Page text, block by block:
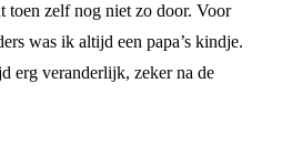
toen zelf nog niet zo door. Voor
was ik altijd een papa’s kindje.
erg veranderlijk, zeker na de